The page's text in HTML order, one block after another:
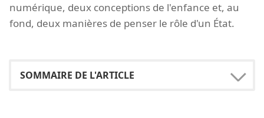
numérique, deux conceptions de l'enfance et, au
fond, deux manières de penser le rôle d'un État.